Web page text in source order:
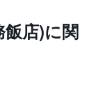
店)に関